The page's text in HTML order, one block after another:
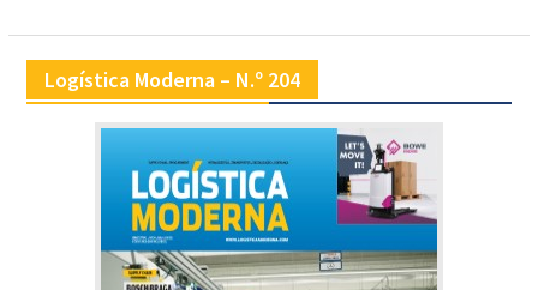
Logística Moderna – N.º 204